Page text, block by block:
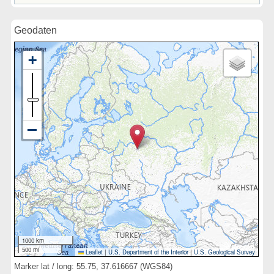
Geodaten
1000 km
500 mi
Leaflet | U.S. Department of the Interior|U.S. Geological Survey
Marker lat / long: 55.75, 37.616667 (WGS84)